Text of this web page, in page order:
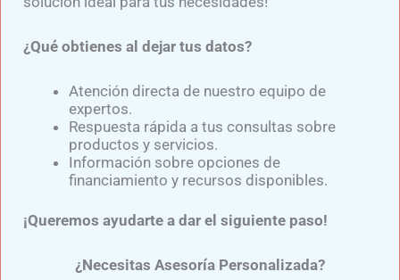
Adaptaciones de Encaje
para Prótesis Transtibial en
Muñones Delgados
Samuel Medina/noviembre 5, 2024
en muñones delgadoses un aspecto esencial en la
¿Qué obtienes al dejar tus datos?
Atención directa de nuestro equipo de
expertos.
Respuesta rápida a tus consultas sobre
productos y servicios.
Información sobre opciones de
financiamiento y recursos disponibles.
¡Queremos ayudarte a dar el siguiente paso!
¿Necesitas Asesoría Personalizada?